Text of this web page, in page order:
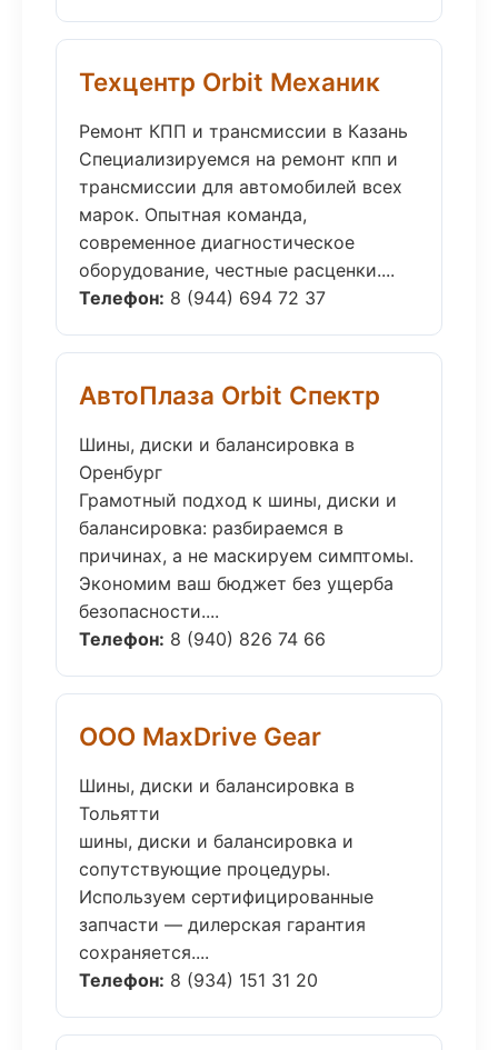
Техцентр Orbit Механик
Ремонт КПП и трансмиссии в Казань
Специализируемся на ремонт кпп и
трансмиссии для автомобилей всех
марок. Опытная команда,
современное диагностическое
оборудование, честные расценки....
Телефон: 8 (944) 694 72 37
АвтоПлаза Orbit Спектр
Шины, диски и балансировка в
Оренбург
Грамотный подход к шины, диски и
балансировка: разбираемся в
причинах, а не маскируем симптомы.
Экономим ваш бюджет без ущерба
безопасности....
Телефон: 8 (940) 826 74 66
ООО MaxDrive Gear
Шины, диски и балансировка в
Тольятти
шины, диски и балансировка и
сопутствующие процедуры.
Используем сертифицированные
запчасти — дилерская гарантия
сохраняется....
Телефон: 8 (934) 151 31 20